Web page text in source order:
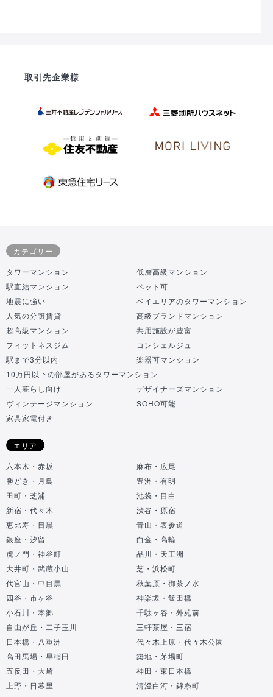
取引先企業様
カテゴリー
タワーマンション
低層高級マンション
駅直結マンション
ペット可
地震に強い
ベイエリアのタワーマンション
人気の分譲賃貸
高級ブランドマンション
超高級マンション
共用施設が豊富
フィットネスジム
コンシェルジュ
駅まで3分以内
楽器可マンション
10万円以下の部屋があるタワーマンション
一人暮らし向け
デザイナーズマンション
ヴィンテージマンション
SOHO可能
家具家電付き
エリア
六本木・赤坂
麻布・広尾
勝どき・月島
豊洲・有明
田町・芝浦
池袋・目白
新宿・代々木
渋谷・原宿
恵比寿・目黒
青山・表参道
銀座・汐留
白金・高輪
虎ノ門・神谷町
品川・天王洲
大井町・武蔵小山
芝・浜松町
代官山・中目黒
秋葉原・御茶ノ水
四谷・市ヶ谷
神楽坂・飯田橋
小石川・本郷
千駄ヶ谷・外苑前
自由が丘・二子玉川
三軒茶屋・三宿
日本橋・八重洲
代々木上原・代々木公園
高田馬場・早稲田
築地・茅場町
五反田・大崎
神田・東日本橋
上野・日暮里
清澄白河・錦糸町